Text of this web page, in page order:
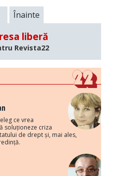
Înainte
liberă
Revista22
ce vrea
soluționeze criza
de drept și, mai ales,